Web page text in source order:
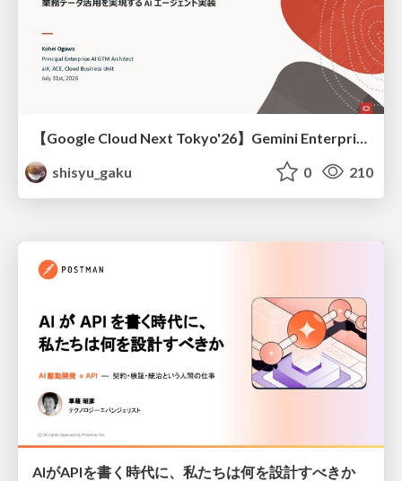
shisyu_gaku
0 210
AIがAPIを書く時代に、私たちは何を設計すべきか